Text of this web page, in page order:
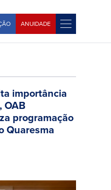
ANUIDADE
importância
OAB
programação
Quaresma